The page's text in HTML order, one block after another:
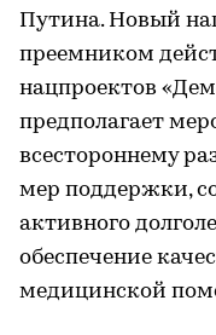
Путина. Новый
преемником
нацпроектов
предполагает
всестороннему
мер поддержки,
активного
обеспечение
медицинской